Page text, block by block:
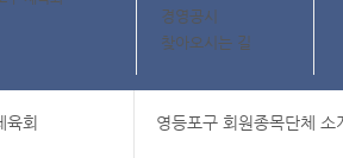
경영공시
찾아오시는 길
육회 영등포구 회원종목단체 소